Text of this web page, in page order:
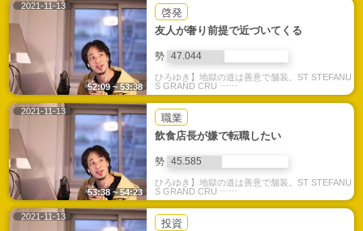
2021-11-13
啓発
友人が奢り前提で近づいてくる
勢 47.044
ひろゆき】地獄の道は善意で舗装。ST STEFANU
S GRAND CRU ⋯⋯
52:09 ~ 53:38
2021-11-13
職業
飲食店長が嫌で転職したい
勢 45.585
ひろゆき】地獄の道は善意で舗装。ST STEFANU
S GRAND CRU ⋯⋯
53:38 ~ 54:23
2021-11-13
投資